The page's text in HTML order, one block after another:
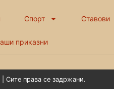
Спорт Ставови
приказни
Сите права се задржани.